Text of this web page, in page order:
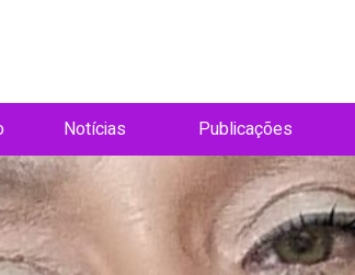
Notícias Publicações